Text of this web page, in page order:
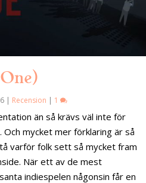
| Recension | 1
än så krävs väl inte för
Och mycket mer förklaring är så
varför folk sett så mycket fram
När ett av de mest
indiespelen någonsin får en